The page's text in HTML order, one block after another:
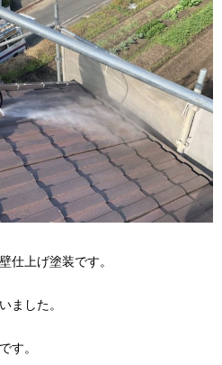
仕上げ塗装です。
ました。
す。